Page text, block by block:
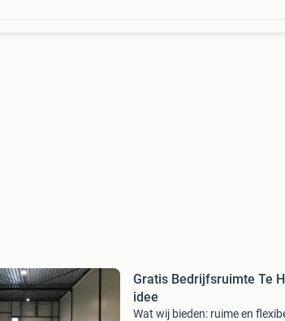
Gratis Bedrijfsruimte Te
idee
Wat wij bieden: ruime en